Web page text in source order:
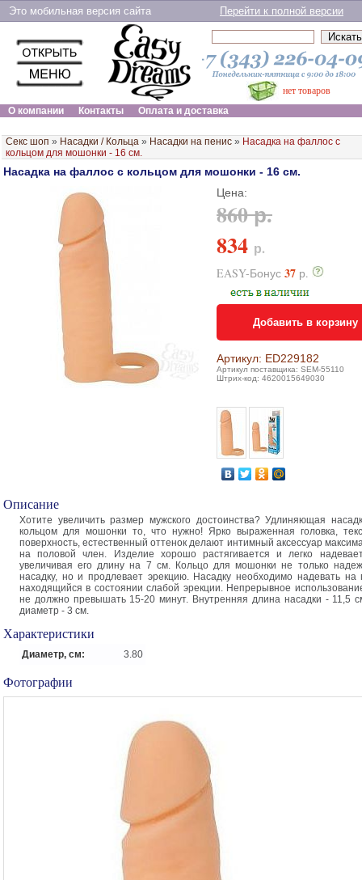
Это мобильная версия сайта Перейти к полной версии
нет товаров
О компании
Контакты Оплата и доставка
Секс шоп » Насадки / Кольца » Насадки на пенис » Насадка на фаллос с
кольцом для мошонки - 16 см.
Насадка на фаллос с кольцом для мошонки - 16 см.
Цена:
860 р.
834 р.
EASY-Бонус 37 р.
Добавить в корзину
Артикул: ED229182
Артикул поставщика: SEM-55110
Штрих-код: 4620015649030
Описание
Хотите увеличить размер мужского достоинства? Удлиняющая
кольцом для мошонки то, что нужно! Ярко выраженная головка,
поверхность, естественный оттенок делают интимный аксессуар
на половой член. Изделие хорошо растягивается и легко
увеличивая его длину на 7 см. Кольцо для мошонки не только
насадку, но и продлевает эрекцию. Насадку необходимо надевать на
находящийся в состоянии слабой эрекции. Непрерывное
не должно превышать 15-20 минут. Внутренняя длина насадки - 11,5
диаметр - 3 см.
Характеристики
Диаметр, см: 3.80
Фотографии